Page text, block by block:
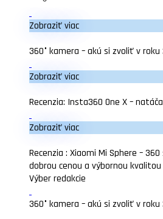
Zobraziť viac
360° kamera – akú si zvoliť v roku
Zobraziť viac
Recenzia: Insta360 One X –
Zobraziť viac
Recenzia : Xiaomi Mi Sphere –
dobrou cenou a výbornou kvalitou
Výber redakcie
360° kamera – akú si zvoliť v roku